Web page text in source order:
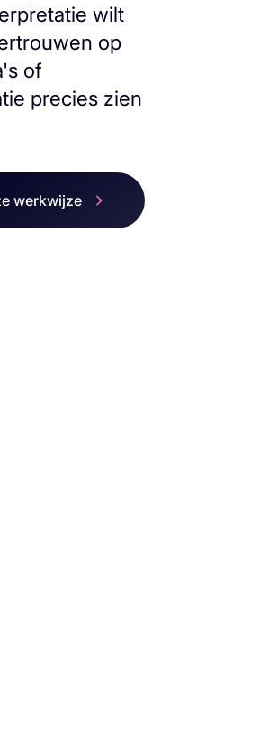
wilt
op
of
precies zien
werkwijze